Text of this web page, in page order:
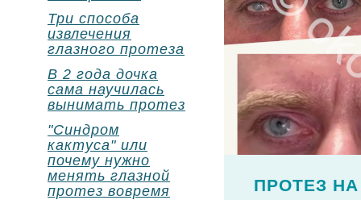
Три способа
извлечения
глазного протеза
В 2 года дочка
сама научилась
вынимать протез
"Синдром
кактуса" или
почему нужно
менять глазной
протез вовремя
ПРОТЕЗ НА